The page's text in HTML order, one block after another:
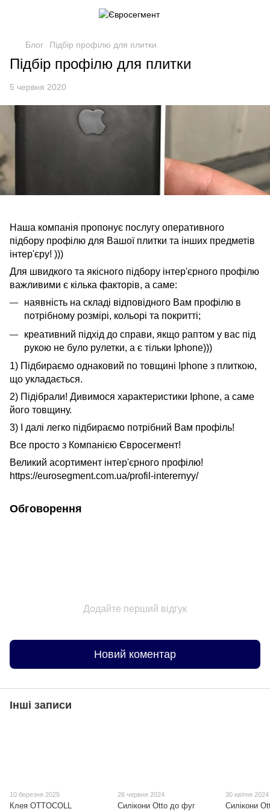
Блог Підбір профілю для плитки
Підбір профілю для плитки
5 червня 2020
Наша компанія пропонує послугу оперативного
підбору профілю для Вашої плитки та інших предметів
інтер'єру! )))
Для швидкого та якісного підбору інтер'єрного профілю
важливими є кілька факторів, а саме:
наявність на складі відповідного Вам профілю в
потрібному розмірі, кольорі та покритті;
креативний підхід до справи, якщо раптом у вас під
рукою не було рулетки, а є тільки Iphone)))
1) Підбираємо однаковий по товщині Iphone з плиткою,
що укладається.
2) Підібрали! Дивимося характеристики Iphone, а саме
його товщину.
3) І далі легко підбираємо потрібний Вам профіль!
Все просто з Компанією Євросегмент!
Великий асортимент інтер'єрного профілю!
https://eurosegment.com.ua/profil-interernyy/
Обговорення
Додайте перший відгук
Новий коментар
Інші записи
10 березня 2025
Клея OTTOCOLL
26 червня 2024
Силікони Otto до фуг
30 квітня 2024
Силікони